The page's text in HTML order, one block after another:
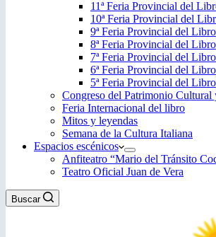
11ª Feria Provincial del
10ª Feria Provincial del
9ª Feria Provincial del Libro
8ª Feria Provincial del Libro
7ª Feria Provincial del Libro
6ª Feria Provincial del Libro
5ª Feria Provincial del Libro
Congreso del Patrimonio Cultural
Feria Internacional del libro
Mitos y leyendas
Semana de la Cultura Italiana
Espacios escénicos
Anfiteatro “Mario del Tránsito
Teatro Oficial Juan de Vera
Buscar